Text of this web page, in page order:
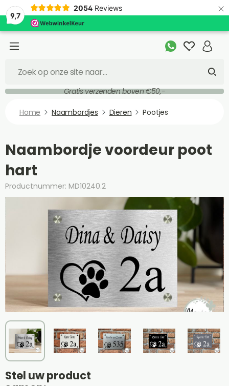
9,7
2054 Reviews ×
Gratis verzenden boven €50,-
Home Naambordjes Dieren Pootjes
Naambordje voordeur poot
hart
Productnummer: MD10240.2
Stel uw product